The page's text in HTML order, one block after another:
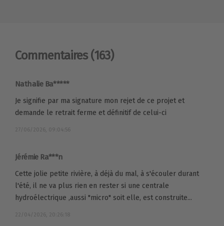
Commentaires (163)
Nathalie Ba*****
Je signifie par ma signature mon rejet de ce projet et
demande le retrait ferme et définitif de celui-ci
27/06/2026, 09:04:56
Jérémie Ra***n
Cette jolie petite rivière, à déjà du mal, à s'écouler durant
l'été, il ne va plus rien en rester si une centrale
hydroélectrique ,aussi "micro" soit elle, est construite...
22/04/2026, 20:26:18